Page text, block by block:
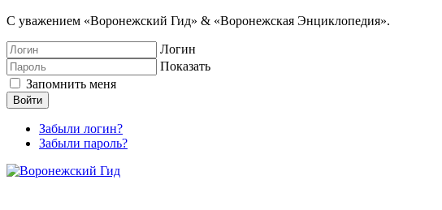
С уважением «Воронежский Гид» & «Воронежская Энциклопедия».
Логин
Показать
Запомнить меня
Войти
Забыли логин?
Забыли пароль?